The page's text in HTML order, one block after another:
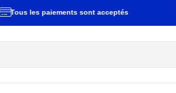
les paiements sont acceptés